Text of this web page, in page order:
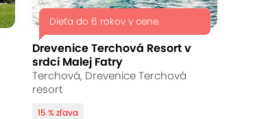
Dieťa do 6 rokov v cene.
Drevenice Terchová Resort v
srdci Malej Fatry
Terchová, Drevenice Terchová
resort
15 % zľava